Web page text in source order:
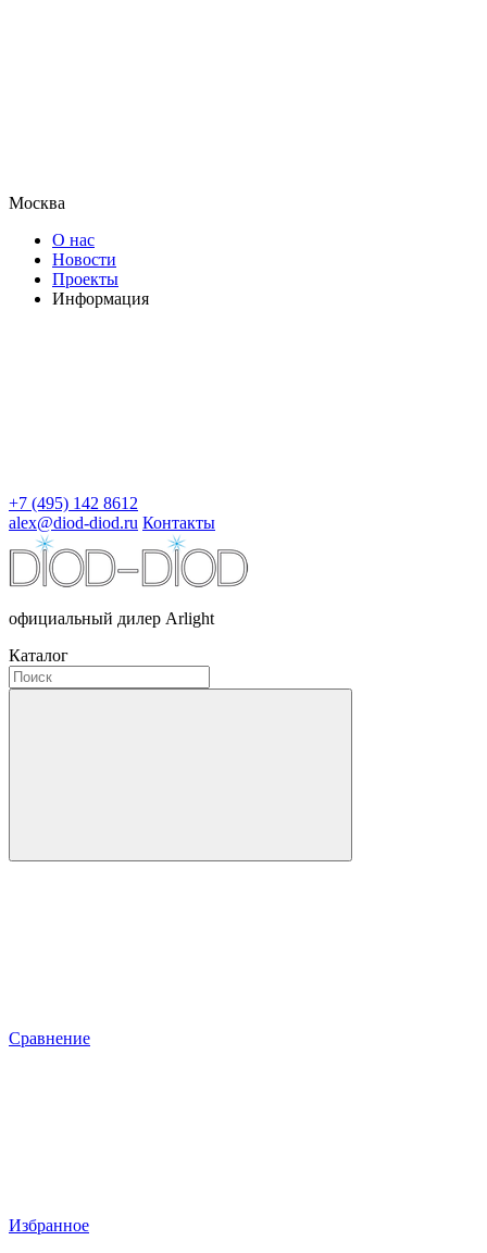
Москва
О нас
Новости
Проекты
Информация
+7 (495) 142 8612
alex@diod-diod.ru Контакты
официальный дилер Arlight
Каталог
Сравнение
Избранное